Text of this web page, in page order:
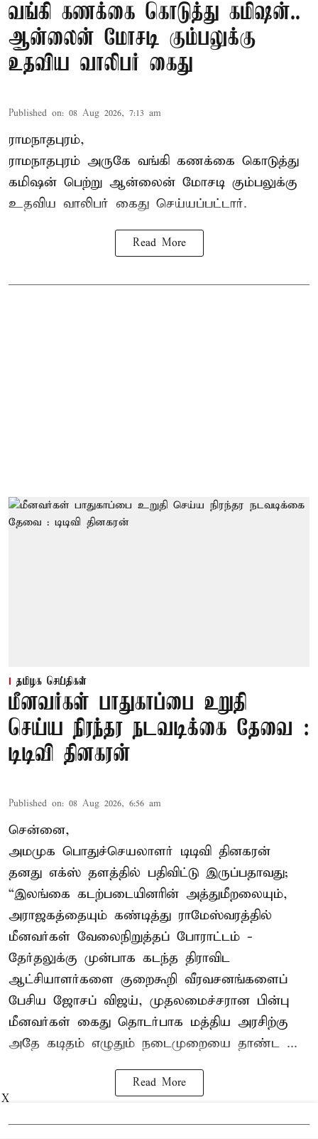
வங்கி கணக்கை கொடுத்து கமிஷன்..
ஆன்லைன் மோசடி கும்பலுக்கு
உதவிய வாலிபர் கைது
Published on: 08 Aug 2026, 7:13 am
ராமநாதபுரம்,
ராமநாதபுரம் அருகே வங்கி கணக்கை கொடுத்து
கமிஷன் பெற்று ஆன்லைன் மோசடி கும்பலுக்கு
உதவிய வாலிபர் கைது செய்யப்பட்டார்.
Read More
தமிழக செய்திகள்
மீனவர்கள் பாதுகாப்பை உறுதி
செய்ய நிரந்தர நடவடிக்கை தேவை :
டிடிவி தினகரன்
Published on: 08 Aug 2026, 6:56 am
சென்னை,
அமமுக பொதுச்செயலாளர் டிடிவி தினகரன்
தனது எக்ஸ் தளத்தில் பதிவிட்டு இருப்பதாவது;
“இலங்கை கடற்படையினரின் அத்துமீறலையும்,
அராஜகத்தையும் கண்டித்து ராமேஸ்வரத்தில்
மீனவர்கள் வேலைநிறுத்தப் போராட்டம் -
தேர்தலுக்கு முன்பாக கடந்த திராவிட
ஆட்சியாளர்களை குறைகூறி வீரவசனங்களைப்
பேசிய ஜோசப் விஜய், முதலமைச்சரான பின்பு
மீனவர்கள் கைது தொடர்பாக மத்திய அரசிற்கு
அதே கடிதம் எழுதும் நடைமுறையை தாண்ட ...
Read More
X